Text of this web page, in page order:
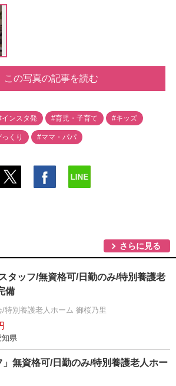
この写真の記事を読む
インスタ発 #育児・子育て #キッズ
くり #ママ・パパ
さらに見る
タッフ/無資格可/日勤のみ/特別養護老
備
特別養護老人ホーム 御桜乃里
知県
」無資格可/日勤のみ/特別養護老人ホー